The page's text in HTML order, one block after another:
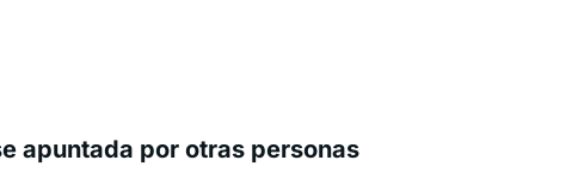
apuntada por otras personas